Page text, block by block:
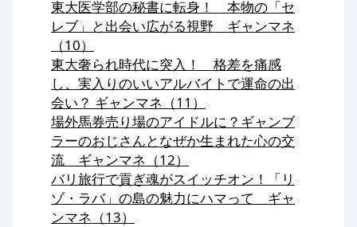
東大医学部の秘書に転身！ 本物の「セ
レブ」と出会い広がる視野 ギャンマネ
（10）
東大奢られ時代に突入！ 格差を痛感
し、実入りのいいアルバイトで運命の出
会い？ ギャンマネ（11）
場外馬券売り場のアイドルに？ギャンブ
ラーのおじさんとなぜか生まれた心の交
流 ギャンマネ（12）
バリ旅行で貢ぎ魂がスイッチオン！「リ
ゾ・ラバ」の島の魅力にハマって ギャ
ンマネ（13）